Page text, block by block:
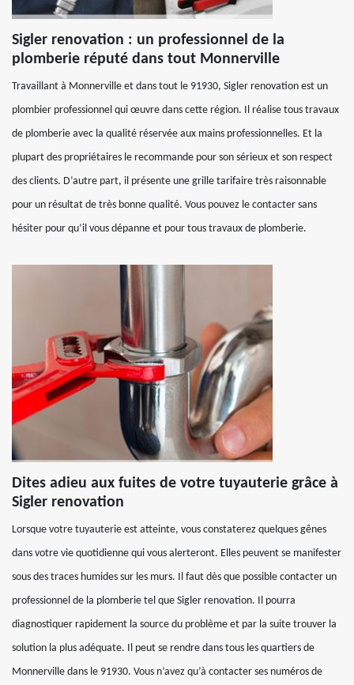
Sigler renovation : un professionnel de la
plomberie réputé dans tout Monnerville
Travaillant à Monnerville et dans tout le 91930, Sigler renovation est un
plombier professionnel qui œuvre dans cette région. Il réalise tous travaux
de plomberie avec la qualité réservée aux mains professionnelles. Et la
plupart des propriétaires le recommande pour son sérieux et son respect
des clients. D’autre part, il présente une grille tarifaire très raisonnable
pour un résultat de très bonne qualité. Vous pouvez le contacter sans
hésiter pour qu’il vous dépanne et pour tous travaux de plomberie.
Dites adieu aux fuites de votre tuyauterie grâce à
Sigler renovation
Lorsque votre tuyauterie est atteinte, vous constaterez quelques gênes
dans votre vie quotidienne qui vous alerteront. Elles peuvent se manifester
sous des traces humides sur les murs. Il faut dès que possible contacter un
professionnel de la plomberie tel que Sigler renovation. Il pourra
diagnostiquer rapidement la source du problème et par la suite trouver la
solution la plus adéquate. Il peut se rendre dans tous les quartiers de
Monnerville dans le 91930. Vous n’avez qu’à contacter ses numéros de